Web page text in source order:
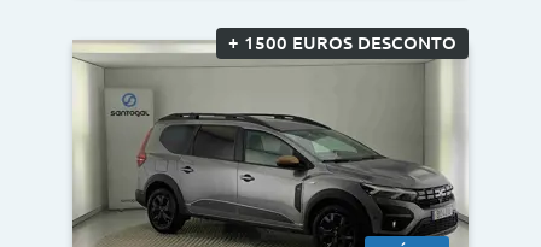
+ 1500 EUROS DESCONTO